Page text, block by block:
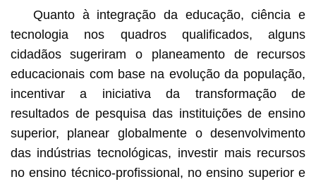
Quanto à integração da educação, ciência e
tecnologia nos quadros qualificados, alguns
cidadãos sugeriram o planeamento de recursos
educacionais com base na evolução da população,
incentivar a iniciativa da transformação de
resultados de pesquisa das instituições de ensino
superior, planear globalmente o desenvolvimento
das indústrias tecnológicas, investir mais recursos
no ensino técnico-profissional, no ensino superior e